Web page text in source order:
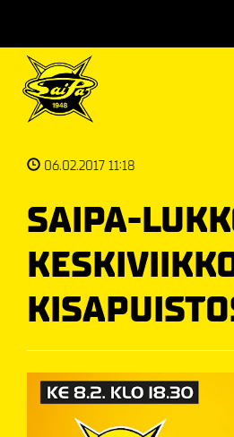
06.02.2017 11:18
SAIPA-